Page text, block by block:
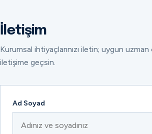
İletişim
Kurumsal ihtiyaçlarınızı iletin; uygun uzman
iletişime geçsin.
Ad Soyad